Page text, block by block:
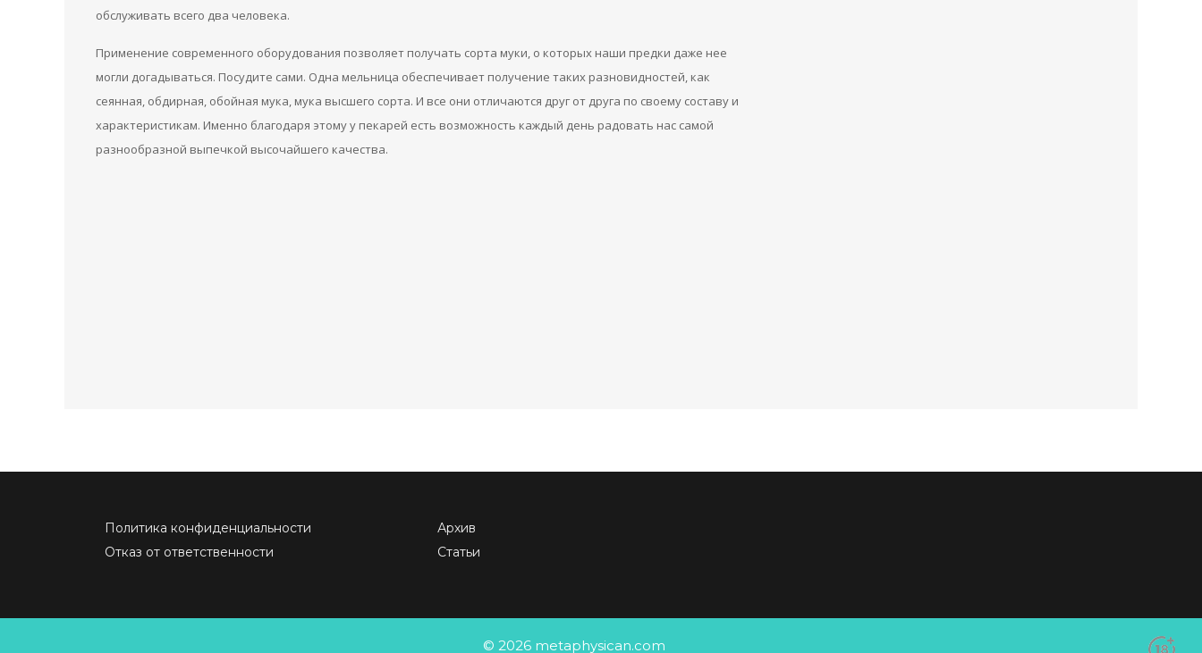
обслуживать всего два человека.
Применение современного оборудования позволяет получать сорта муки, о которых наши предки даже нее
могли догадываться. Посудите сами. Одна мельница обеспечивает получение таких разновидностей, как
сеянная, обдирная, обойная мука, мука высшего сорта. И все они отличаются друг от друга по своему составу и
характеристикам. Именно благодаря этому у пекарей есть возможность каждый день радовать нас самой
разнообразной выпечкой высочайшего качества.
Политика конфиденциальности
Отказ от ответственности
Архив
Статьи
© 2026 metaphysican.com